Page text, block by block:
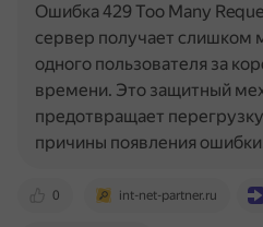
0 int-net-partner.ru
Ошибка 429 Too Many
сервер получает слишком
одного пользователя за
времени. Это защитный
предотвращает
причины появления